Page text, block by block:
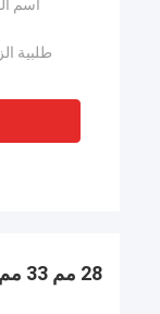
اسم
طلبية
28 مم 33 مم غسول الشامبو مضخة صابون وغسول بمنقار طويل